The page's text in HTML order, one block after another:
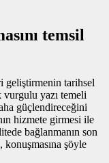
temsil
geliştirmenin tarihsel
vurgulu yazı temeli
güçlendireceğini
hizmete girmesi ile
bağlanmanın son
konuşmasına şöyle